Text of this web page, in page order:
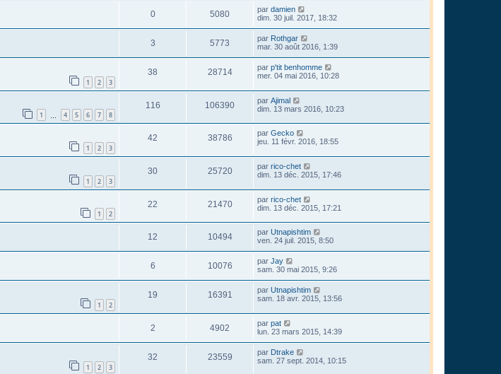
0 5080 par damien
dim. 30 juil. 2017, 18:32
3 5773 par Rothgar
mar. 30 août 2016, 1:39
1 2 3
38 28714 par p'tit benhomme
mer. 04 mai 2016, 10:28
1 4 5 6 7 8
116 106390 par Ajimal
dim. 13 mars 2016, 10:23
1 2 3
42 38786 par Gecko
jeu. 11 févr. 2016, 18:55
1 2 3
30 25720 par rico-chet
dim. 13 déc. 2015, 17:46
1 2
22 21470 par rico-chet
dim. 13 déc. 2015, 17:21
12 10494 par Utnapishtim
ven. 24 juil. 2015, 8:50
6 10076 par Jay
sam. 30 mai 2015, 9:26
1 2
19 16391 par Utnapishtim
sam. 18 avr. 2015, 13:56
2 4902 par pat
lun. 23 mars 2015, 14:39
1 2 3
32 23559 par Dtrake
sam. 27 sept. 2014, 10:15